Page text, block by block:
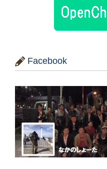
Facebook